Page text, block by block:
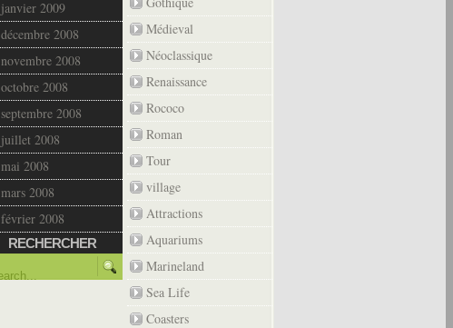
janvier 2009
décembre 2008
novembre 2008
octobre 2008
septembre 2008
juillet 2008
mai 2008
mars 2008
février 2008
RECHERCHER
Médieval
Néoclassique
Renaissance
Rococo
Roman
Tour
village
Attractions
Aquariums
Marineland
Sea Life
Coasters